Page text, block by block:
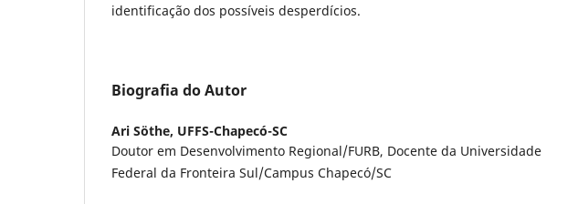
identificação dos possíveis desperdícios.
Biografia do Autor
Ari Söthe, UFFS-Chapecó-SC
Doutor em Desenvolvimento Regional/FURB, Docente da Universidade
Federal da Fronteira Sul/Campus Chapecó/SC